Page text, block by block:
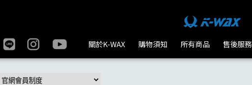
關於K-WAX 購物須知 所有商品 售後服務